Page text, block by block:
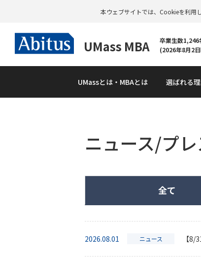
本ウェブサイトでは、Cookieを利用
UMass MBA
卒業生数1,246
(2026年8月2
UMassとは・MBAとは 選ばれる
ニュース/プ
全て
2026.08.01 ニュース 【8/